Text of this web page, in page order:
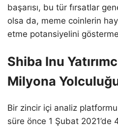
başarısı, bu tür fırsatlar
olsa da, meme coinlerin
etme potansiyelini
Shiba Inu
Milyona
Bir zincir içi analiz
süre önce 1 Şubat 2021’de